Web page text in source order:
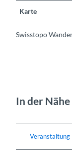
Karte
Swisstopo
In der Nähe
Veranstaltung